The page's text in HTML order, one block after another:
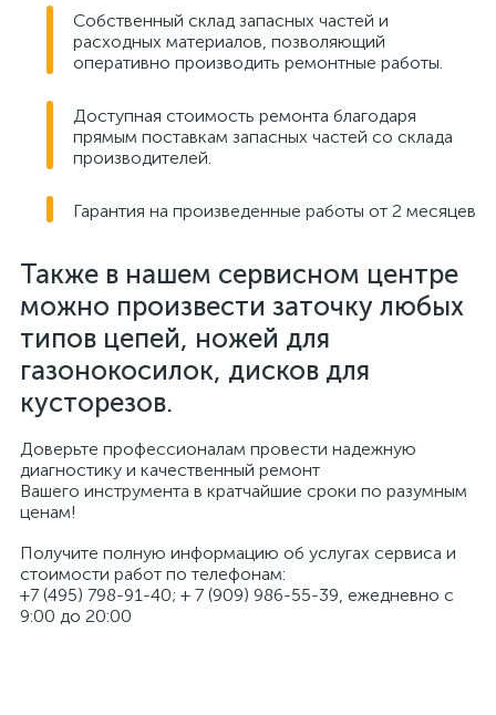
Собственный склад запасных частей и
расходных материалов, позволяющий
оперативно производить ремонтные работы.
Доступная стоимость ремонта благодаря
прямым поставкам запасных частей со склада
производителей.
Гарантия на произведенные работы от 2 месяцев
Также в нашем сервисном центре
можно произвести заточку любых
типов цепей, ножей для
газонокосилок, дисков для
кусторезов.
Доверьте профессионалам провести надежную
диагностику и качественный ремонт
Вашего инструмента в кратчайшие сроки по разумным
ценам!
Получите полную информацию об услугах сервиса и
стоимости работ по телефонам:
+7 (495) 798-91-40; + 7 (909) 986-55-39, ежедневно с
9:00 до 20:00